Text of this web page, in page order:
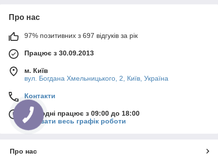
Про нас
97% позитивних з 697 відгуків за рік
Працює з 30.09.2013
м. Київ
вул. Богдана Хмельницького, 2, Київ, Україна
Контакти
Сьогодні працює з 09:00 до 18:00
Показати весь графік роботи
Про нас